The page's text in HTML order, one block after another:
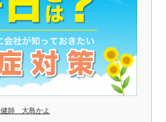
健師 大島かよ